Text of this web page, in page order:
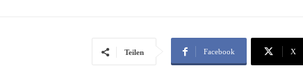
Teilen Facebook X